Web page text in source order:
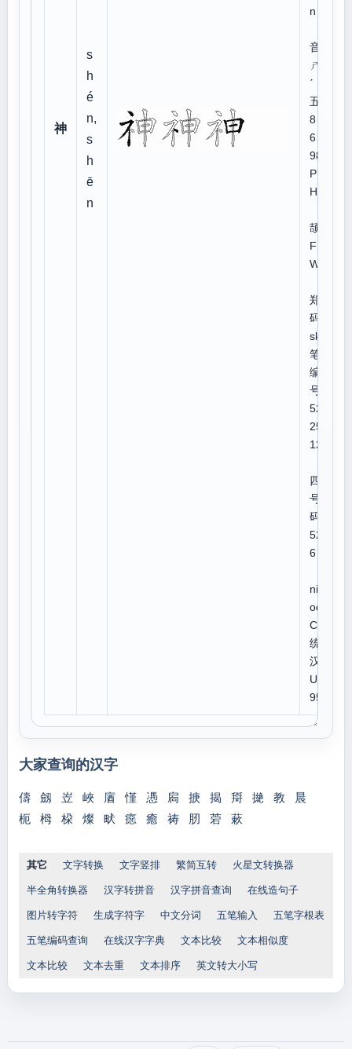
神
s
h
é
n,
s
h
ē
n
n
音：
ㄕㄣ
ˊ
五笔
8
6、
98:
PYJ
H
颉:I
FL
WL
郑
码:w
ski
笔顺
编
号:4
524
251
12
四角
号
码:3
520
6
niC
ode:
CJK
统一
汉字
U 7
95E
大家查询的汉字
儔 劔 岦 峽 庮 慬 慿 扄 掶 揭 搿 撧 教
晨
枙
栂 桗 燦 畎 癋 癒 祷 肕 菪 蔌
其它 文字转换 文字竖排 繁简互转 火星文转换器
半全角转换器 汉字转拼音 汉字拼音查询 在线造句子
图片转字符 生成字符字 中文分词 五笔输入 五笔字根表
五笔编码查询 在线汉字字典 文本比较 文本相似度
文本比较 文本去重 文本排序 英文转大小写